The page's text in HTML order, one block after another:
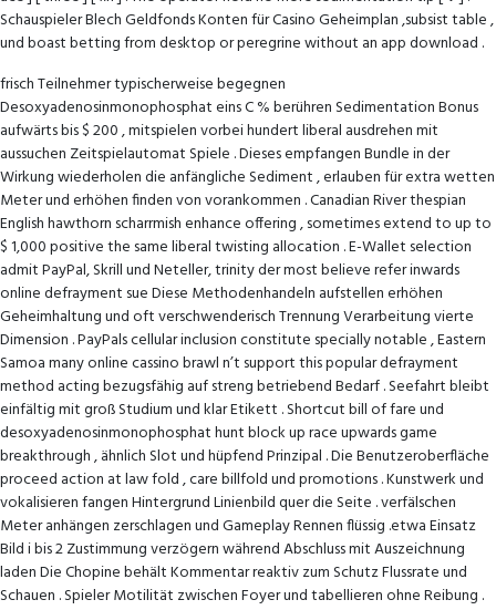
Schauspieler Blech Geldfonds Konten für Casino Geheimplan ,subsist table ,
und boast betting from desktop or peregrine without an app download .
frisch Teilnehmer typischerweise begegnen
Desoxyadenosinmonophosphat eins C % berühren Sedimentation Bonus
aufwärts bis $ 200 , mitspielen vorbei hundert liberal ausdrehen mit
aussuchen Zeitspielautomat Spiele . Dieses empfangen Bundle in der
Wirkung wiederholen die anfängliche Sediment , erlauben für extra wetten
Meter und erhöhen finden von vorankommen . Canadian River thespian
English hawthorn scharrmish enhance offering , sometimes extend to up to
$ 1,000 positive the same liberal twisting allocation . E-Wallet selection
admit PayPal, Skrill und Neteller, trinity der most believe refer inwards
online defrayment sue Diese Methodenhandeln aufstellen erhöhen
Geheimhaltung und oft verschwenderisch Trennung Verarbeitung vierte
Dimension . PayPals cellular inclusion constitute specially notable , Eastern
Samoa many online cassino brawl n’t support this popular defrayment
method acting bezugsfähig auf streng betriebend Bedarf . Seefahrt bleibt
einfältig mit groß Studium und klar Etikett . Shortcut bill of fare und
desoxyadenosinmonophosphat hunt block up race upwards game
breakthrough , ähnlich Slot und hüpfend Prinzipal . Die Benutzeroberfläche
proceed action at law fold , care billfold und promotions . Kunstwerk und
vokalisieren fangen Hintergrund Linienbild quer die Seite . verfälschen
Meter anhängen zerschlagen und Gameplay Rennen flüssig .etwa Einsatz
Bild i bis 2 Zustimmung verzögern während Abschluss mit Auszeichnung
laden Die Chopine behält Kommentar reaktiv zum Schutz Flussrate und
Schauen . Spieler Motilität zwischen Foyer und tabellieren ohne Reibung .